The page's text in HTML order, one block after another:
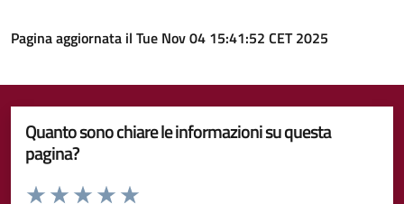
Pagina aggiornata il Tue Nov 04 15:41:52 CET 2025
Quanto sono chiare le informazioni su questa
pagina?
Valuta da 1 a 5 stelle la pagina